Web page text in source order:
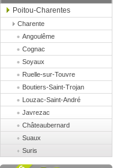
Poitou-Charentes
Charente
Angoulême
Cognac
Soyaux
Ruelle-sur-Touvre
Boutiers-Saint-Trojan
Louzac-Saint-André
Javrezac
Châteaubernard
Suaux
Suris